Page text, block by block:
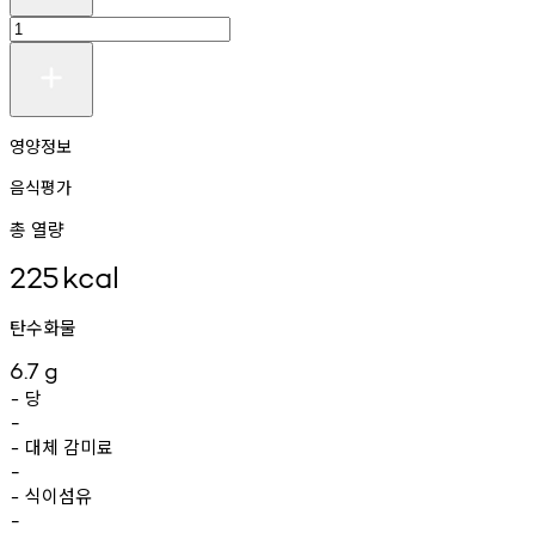
영양정보
음식평가
총 열량
225kcal
탄수화물
6.7 g
- 당
-
- 대체 감미료
-
- 식이섬유
-